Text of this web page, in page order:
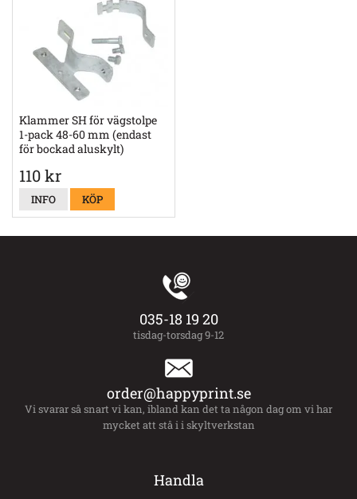
Klammer SH för vägstolpe
1-pack 48-60 mm (endast
för bockad aluskylt)
110 kr
INFO KÖP
035-18 19 20
tisdag-torsdag 9-12
order@happyprint.se
Vi svarar så snart vi kan, ibland kan det ta någon dag om vi har
mycket att stå i i skyltverkstan
Handla